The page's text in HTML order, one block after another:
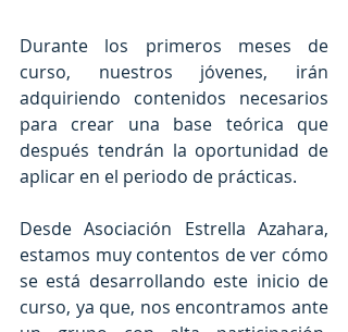
Durante los primeros meses de
curso, nuestros jóvenes, irán
adquiriendo contenidos necesarios
para crear una base teórica que
después tendrán la oportunidad de
aplicar en el periodo de prácticas.
Desde Asociación Estrella Azahara,
estamos muy contentos de ver cómo
se está desarrollando este inicio de
curso, ya que, nos encontramos ante